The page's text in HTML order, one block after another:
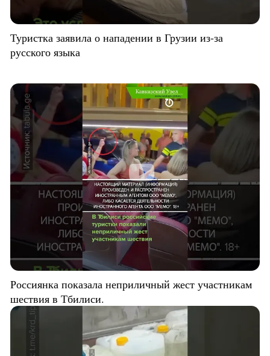
Туристка заявила о нападении в Грузии из-за
русского языка
Россиянка показала неприличный жест участникам
шествия в Тбилиси.